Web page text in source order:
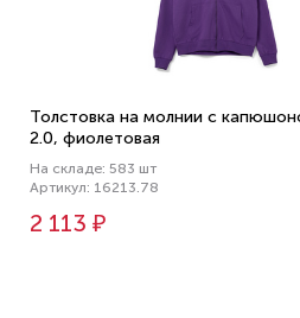
Толстовка на молнии с
2.0, фиолетовая
На складе: 583 шт
Артикул: 16213.78
2 113 ₽